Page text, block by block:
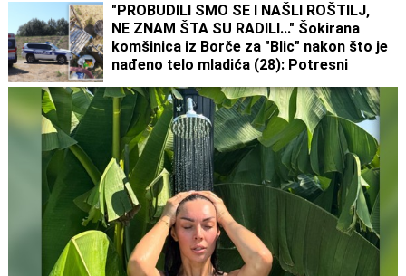
"PROBUDILI SMO SE I NAŠLI ROŠTILJ,
NE ZNAM ŠTA SU RADILI..." Šokirana
komšinica iz Borče za "Blic" nakon što je
nađeno telo mladića (28): Potresni